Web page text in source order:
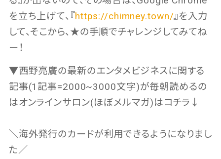
を立ち上げて、『https://chimney.town/』を入力
して、そこから、★の手順でチャレンジしてみてね
ー！
▼西野亮廣の最新のエンタメビジネスに関する
記事(1記事=2000~3000文字)が毎朝読めるの
はオンラインサロン(ほぼメルマガ)はコチラ↓
＼海外発行のカードが利用できるようになりまし
た／